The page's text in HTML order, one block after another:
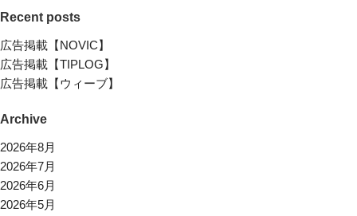
Recent posts
広告掲載【NOVIC】
広告掲載【TIPLOG】
広告掲載【ウィーブ】
Archive
2026年8月
2026年7月
2026年6月
2026年5月